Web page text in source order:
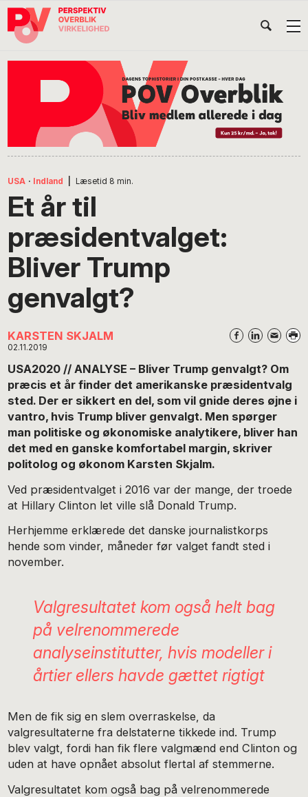
Gå
direkte
Skip
indhold
Gå
direkte
USA · Indland Læsetid 8 min.
Et år til
præsidentvalget:
Bliver Trump
genvalgt?
KARSTEN SKJALM
02.11.2019
USA2020 // ANALYSE – Bliver Trump genvalgt? Om
præcis et år finder det amerikanske præsidentvalg
sted. Der er sikkert en del, som vil gnide deres øjne i
vantro, hvis Trump bliver genvalgt. Men spørger
man politiske og økonomiske analytikere, bliver han
det med en ganske komfortabel margin, skriver
politolog og økonom Karsten Skjalm.
Ved præsidentvalget i 2016 var der mange, der troede
at Hillary Clinton let ville slå Donald Trump.
Herhjemme erklærede det danske journalistkorps
hende som vinder, måneder før valget fandt sted i
november.
Valgresultatet kom også helt bag
på velrenommerede
analyseinstitutter, hvis modeller i
årtier ellers havde gættet rigtigt
Men de fik sig en slem overraskelse, da
valgresultaterne fra delstaterne tikkede ind. Trump
blev valgt, fordi han fik flere valgmænd end Clinton og
uden at have opnået absolut flertal af stemmerne.
Valgresultatet kom også bag på velrenommerede